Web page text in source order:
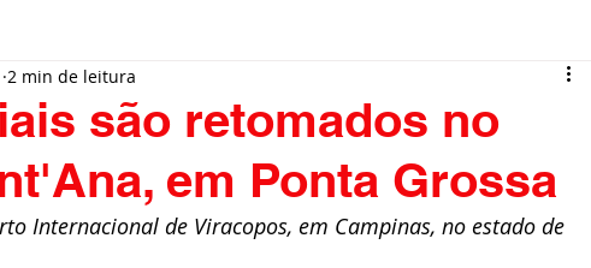
Segurança Entrevista
ambiente Comunicação Empreendedorismo Sustentabilidade
são retomados no
em Ponta Grossa
2 min de leitura
Internacional de Viracopos, em Campinas, no estado de